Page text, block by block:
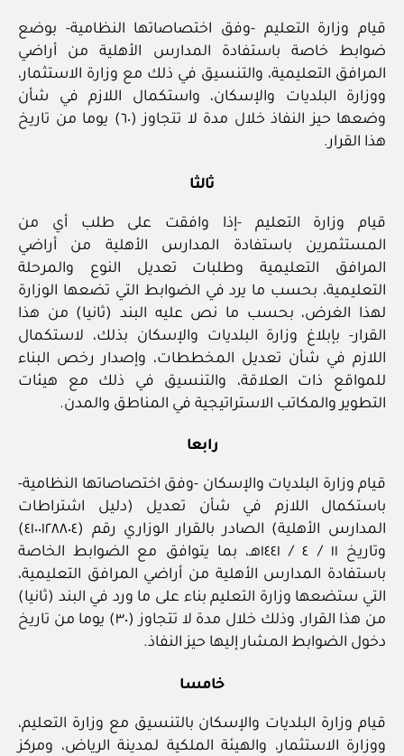
قيام وزارة التعليم ‏-وفق اختصاصاتها النظامية‏- بوضع
ضوابط خاصة باستفادة المدارس الأهلية من أراضي
المرافق التعليمية، والتنسيق في ذلك مع وزارة الاستثمار،
ووزارة البلديات والإسكان، واستكمال اللازم في شأن
وضعها حيز النفاذ خلال مدة لا تتجاوز (٦٠) يوما من تاريخ
هذا القرار.
ثالثا
قيام وزارة التعليم ‏-إذا وافقت على طلب أي من
المستثمرين باستفادة المدارس الأهلية من أراضي
المرافق التعليمية وطلبات تعديل النوع والمرحلة
التعليمية، بحسب ما يرد في الضوابط التي تضعها الوزارة
لهذا الغرض، بحسب ما نص عليه البند (ثانيا) من هذا
القرار‏- بإبلاغ وزارة البلديات والإسكان بذلك، لاستكمال
اللازم في شأن تعديل المخططات، وإصدار رخص البناء
للمواقع ذات العلاقة، والتنسيق في ذلك مع هيئات
التطوير والمكاتب الاستراتيجية في المناطق والمدن.
رابعا
قيام وزارة البلديات والإسكان ‏-وفق اختصاصاتها النظامية‏-
باستكمال اللازم في شأن تعديل (دليل اشتراطات
المدارس الأهلية) الصادر بالقرار الوزاري رقم (٤١٠٠١٢٨٨٠٤)
وتاريخ ١١ / ‏٤‏ / ١٤٤١هـ، بما يتوافق مع الضوابط الخاصة
باستفادة المدارس الأهلية من أراضي المرافق التعليمية،
التي ستضعها وزارة التعليم بناء على ما ورد في البند (ثانيا)
من هذا القرار، وذلك خلال مدة لا تتجاوز (٣٠) يوما من تاريخ
دخول الضوابط المشار إليها حيز النفاذ.
خامسا
قيام وزارة البلديات والإسكان بالتنسيق مع وزارة التعليم،
ووزارة الاستثمار، والهيئة الملكية لمدينة الرياض، ومركز